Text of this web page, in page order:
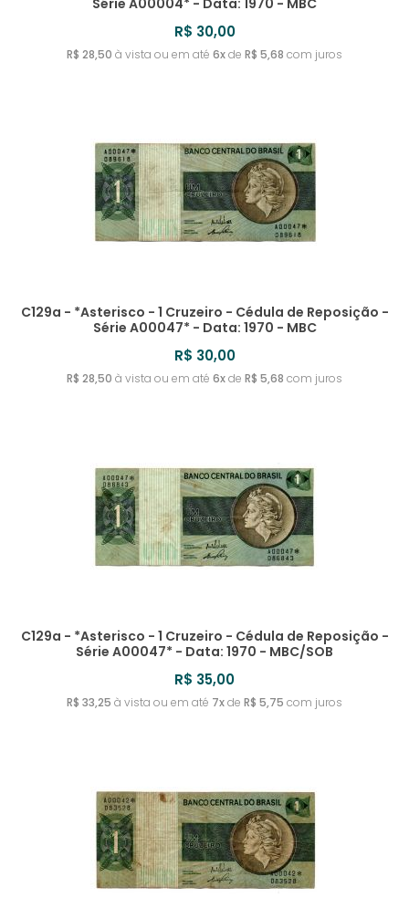
Série A00004* - Data: 1970 - MBC
R$ 30,00
R$ 28,50 à vista ou em até 6xde R$ 5,68 com juros
C129a - *Asterisco - 1 Cruzeiro - Cédula de Reposição -
Série A00047* - Data: 1970 - MBC
R$ 30,00
R$ 28,50 à vista ou em até 6xde R$ 5,68 com juros
C129a - *Asterisco - 1 Cruzeiro - Cédula de Reposição -
Série A00047* - Data: 1970 - MBC/SOB
R$ 35,00
R$ 33,25 à vista ou em até 7xde R$ 5,75 com juros